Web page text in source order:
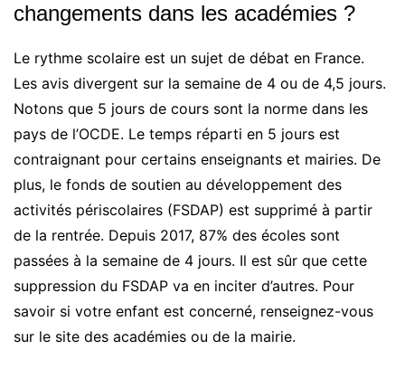
changements dans les académies ?
Le rythme scolaire est un sujet de débat en France.
Les avis divergent sur la semaine de 4 ou de 4,5 jours.
Notons que 5 jours de cours sont la norme dans les
pays de l’OCDE. Le temps réparti en 5 jours est
contraignant pour certains enseignants et mairies. De
plus, le fonds de soutien au développement des
activités périscolaires (FSDAP) est supprimé à partir
de la rentrée. Depuis 2017, 87% des écoles sont
passées à la semaine de 4 jours. Il est sûr que cette
suppression du FSDAP va en inciter d’autres. Pour
savoir si votre enfant est concerné, renseignez-vous
sur le site des académies ou de la mairie.